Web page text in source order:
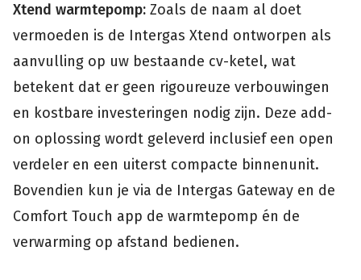
Xtend warmtepomp: Zoals de naam al doet
vermoeden is de Intergas Xtend ontworpen als
aanvulling op uw bestaande cv-ketel, wat
betekent dat er geen rigoureuze verbouwingen
en kostbare investeringen nodig zijn. Deze add-
on oplossing wordt geleverd inclusief een open
verdeler en een uiterst compacte binnenunit.
Bovendien kun je via de Intergas Gateway en de
Comfort Touch app de warmtepomp én de
verwarming op afstand bedienen.